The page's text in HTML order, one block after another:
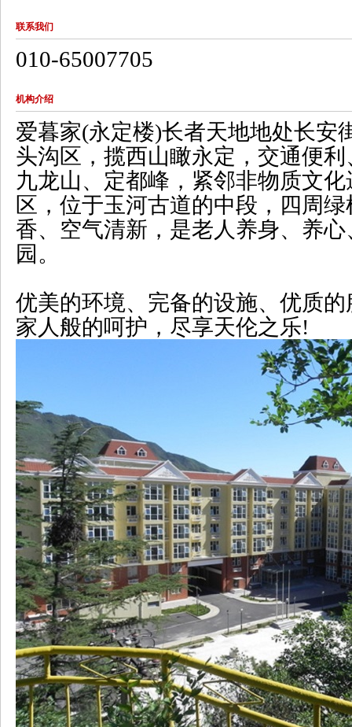
联系我们
010-65007705
机构介绍
爱暮家(永定楼)长者天地地处长安
头沟区，揽西山瞰永定，交通便
九龙山、定都峰，紧邻非物质文
区，位于玉河古道的中段，四周
香、空气清新，是老人养身、养
园。
优美的环境、完备的设施、优质
家人般的呵护，尽享天伦之乐!